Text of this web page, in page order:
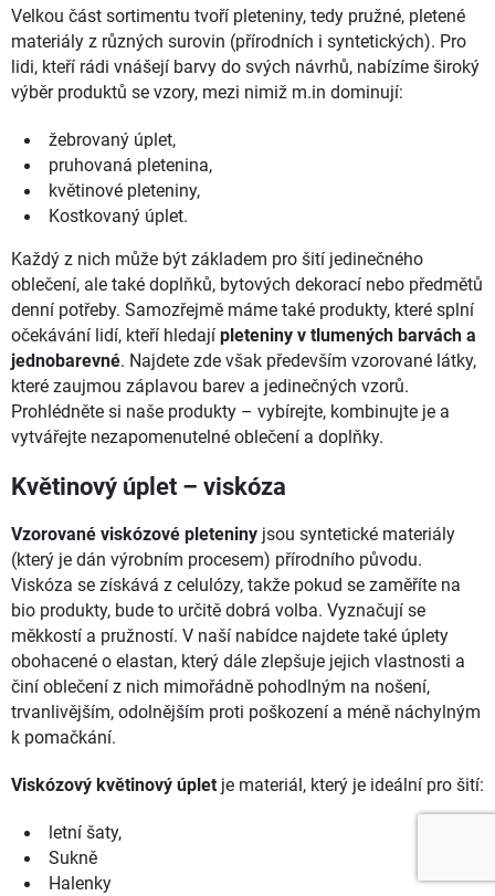
Velkou část sortimentu tvoří pleteniny, tedy pružné, pletené
materiály z různých surovin (přírodních i syntetických). Pro
lidi, kteří rádi vnášejí barvy do svých návrhů, nabízíme široký
výběr produktů se vzory, mezi nimiž m.in dominují:
žebrovaný úplet,
pruhovaná pletenina,
květinové pleteniny,
Kostkovaný úplet.
Každý z nich může být základem pro šití jedinečného
oblečení, ale také doplňků, bytových dekorací nebo předmětů
denní potřeby. Samozřejmě máme také produkty, které splní
očekávání lidí, kteří hledají pleteniny v tlumených barvách a
jednobarevné. Najdete zde však především vzorované látky,
které zaujmou záplavou barev a jedinečných vzorů.
Prohlédněte si naše produkty – vybírejte, kombinujte je a
vytvářejte nezapomenutelné oblečení a doplňky.
Květinový úplet – viskóza
Vzorované viskózové pleteniny jsou syntetické materiály
(který je dán výrobním procesem) přírodního původu.
Viskóza se získává z celulózy, takže pokud se zaměříte na
bio produkty, bude to určitě dobrá volba. Vyznačují se
měkkostí a pružností. V naší nabídce najdete také úplety
obohacené o elastan, který dále zlepšuje jejich vlastnosti a
činí oblečení z nich mimořádně pohodlným na nošení,
trvanlivějším, odolnějším proti poškození a méně náchylným
k pomačkání.
Viskózový květinový úplet je materiál, který je ideální pro šití:
letní šaty,
Sukně
Halenky